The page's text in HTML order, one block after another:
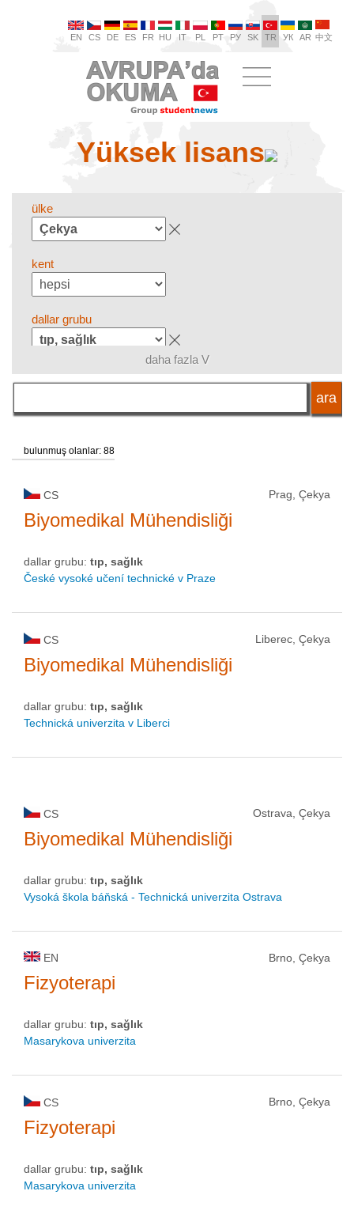
EN CS DE ES FR HU IT PL PT РУ SK TR УК AR 中文
Yüksek lisans
ülke
kent
dallar grubu
dil
daha fazla V
bulunmuş olanlar: 88
CS Prag, Çekya
Biyomedikal Mühendisliği
dallar grubu: tıp, sağlık
České vysoké učení technické v Praze
CS Liberec, Çekya
Biyomedikal Mühendisliği
dallar grubu: tıp, sağlık
Technická univerzita v Liberci
CS Ostrava, Çekya
Biyomedikal Mühendisliği
dallar grubu: tıp, sağlık
Vysoká škola báňská - Technická univerzita Ostrava
EN Brno, Çekya
Fizyoterapi
dallar grubu: tıp, sağlık
Masarykova univerzita
CS Brno, Çekya
Fizyoterapi
dallar grubu: tıp, sağlık
Masarykova univerzita